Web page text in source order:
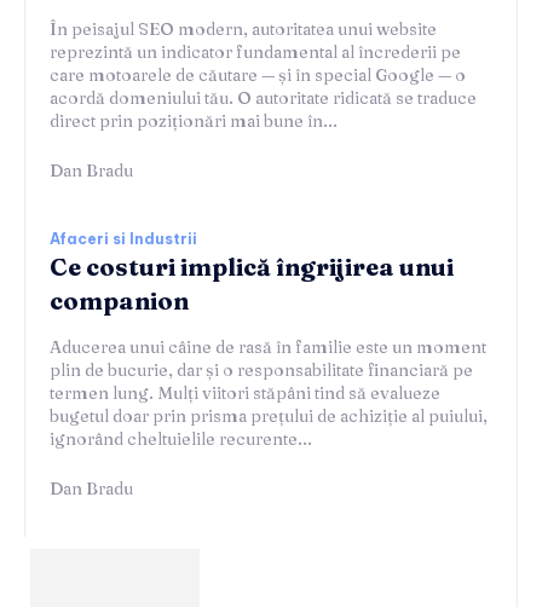
În peisajul SEO modern, autoritatea unui website
reprezintă un indicator fundamental al încrederii pe
care motoarele de căutare — și în special Google — o
acordă domeniului tău. O autoritate ridicată se traduce
direct prin poziționări mai bune în...
Dan Bradu
Afaceri si Industrii
Ce costuri implică îngrijirea unui
companion
Aducerea unui câine de rasă în familie este un moment
plin de bucurie, dar și o responsabilitate financiară pe
termen lung. Mulți viitori stăpâni tind să evalueze
bugetul doar prin prisma prețului de achiziție al puiului,
ignorând cheltuielile recurente...
Dan Bradu